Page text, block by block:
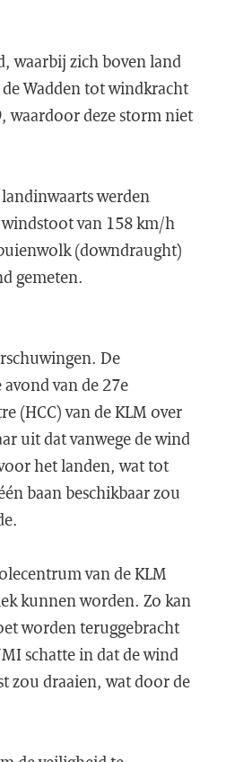
waarbij zich boven land
Wadden tot windkracht
waardoor deze storm niet
werden
van 158 km/h
(downdraught)
gemeten.
De
van de 27e
(HCC) van de KLM over
uit dat vanwege de wind
het landen, wat tot
baan beschikbaar zou
van de KLM
kunnen worden. Zo kan
worden teruggebracht
schatte in dat de wind
zou draaien, wat door de